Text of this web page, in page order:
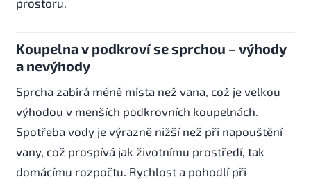
prostoru.
Koupelna v podkroví se sprchou – výhody
a nevýhody
Sprcha zabírá méně místa než vana, což je velkou
výhodou v menších podkrovních koupelnách.
Spotřeba vody je výrazně nižší než při napouštění
vany, což prospívá jak životnímu prostředí, tak
domácímu rozpočtu. Rychlost a pohodlí při